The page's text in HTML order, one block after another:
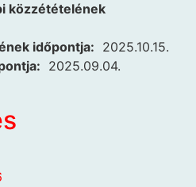
közzétételének
időpontja: 2025.10.15.
2025.09.04.